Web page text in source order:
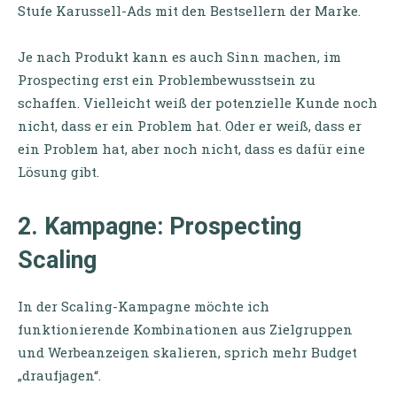
Stufe Karussell-Ads mit den Bestsellern der Marke.
Je nach Produkt kann es auch Sinn machen, im
Prospecting erst ein Problembewusstsein zu
schaffen. Vielleicht weiß der potenzielle Kunde noch
nicht, dass er ein Problem hat. Oder er weiß, dass er
ein Problem hat, aber noch nicht, dass es dafür eine
Lösung gibt.
2. Kampagne: Prospecting
Scaling
In der Scaling-Kampagne möchte ich
funktionierende Kombinationen aus Zielgruppen
und Werbeanzeigen skalieren, sprich mehr Budget
„draufjagen“.